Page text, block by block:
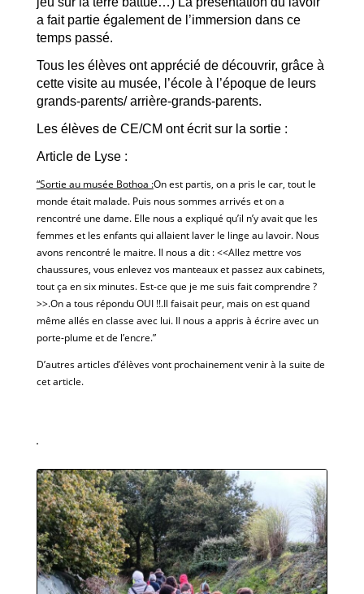
a fait partie également de l’immersion dans ce
temps passé.
Tous les élèves ont apprécié de découvrir, grâce à
cette visite au musée, l’école à l’époque de leurs
grands-parents/ arrière-grands-parents.
Les élèves de CE/CM ont écrit sur la sortie :
Article de Lyse :
“Sortie au musée Bothoa :On est partis, on a pris le car, tout le
monde était malade. Puis nous sommes arrivés et on a
rencontré une dame. Elle nous a expliqué qu’il n’y avait que les
femmes et les enfants qui allaient laver le linge au lavoir. Nous
avons rencontré le maitre. Il nous a dit : <<Allez mettre vos
chaussures, vous enlevez vos manteaux et passez aux cabinets,
tout ça en six minutes. Est-ce que je me suis fait comprendre ?
>>.On a tous répondu OUI !!.Il faisait peur, mais on est quand
même allés en classe avec lui. Il nous a appris à écrire avec un
porte-plume et de l’encre.”
D’autres articles d’élèves vont prochainement venir à la suite de
cet article.